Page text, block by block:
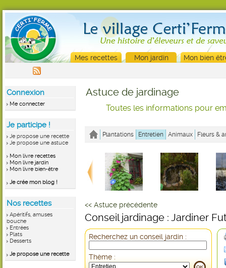
Mes recettes Mon jardin Mon bien
Connexion
Me connecter
Je participe !
Je propose une recette
Je propose une astuce
Mon livre recettes
Mon livre jardin
Mon livre bien-être
Je crée mon blog !
Nos recettes
Apéritifs, amuses
bouche
Entrées
Plats
Desserts
Je propose une recette
Astuce de jardinage
Toutes les informations pour
Plantations Entretien Animaux Fleurs &
<< Astuce précédente
Conseil jardinage : Jardiner
Recherchez un conseil jardin :
Thème :